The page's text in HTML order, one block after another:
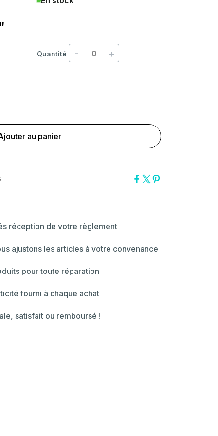
Quantité - +
au panier
réception de votre règlement
ajustons les articles à votre convenance
pour toute réparation
fourni à chaque achat
satisfait ou remboursé !